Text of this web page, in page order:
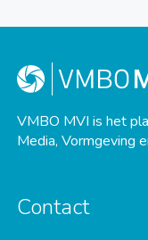
VMBO MVI is het
Media, Vormgeving
Contact